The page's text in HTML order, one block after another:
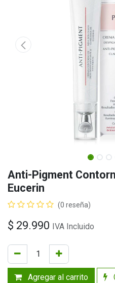
Anti-Pigment
Eucerin
(0 reseña)
$ 29.990 IVA Incluido
Agregar al carrito